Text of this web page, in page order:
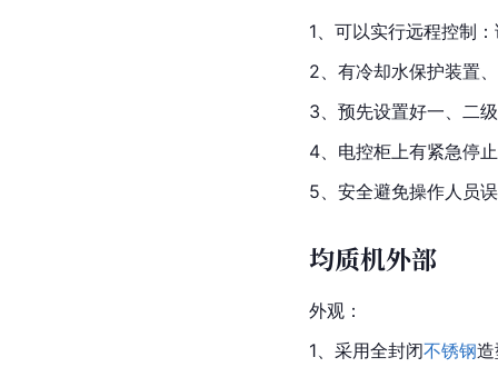
1、可以实行远程控制
2、有冷却水保护装置
3、预先设置好一、二
4、电控柜上有紧急停
5、安全避免操作人员
均质机外部
外观：
1、采用全封闭不锈钢